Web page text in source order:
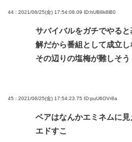
44 : 2021/06/25(金) 17:54:08.09 ID:hUB8k8lB0
サバイバルをガチでやる
解だから番組として成立
その辺りの塩梅が難しそう
45 : 2021/06/25(金) 17:54:23.75 ID:puU6OVr8a
ベアはなんかエミネムに
エドすこ